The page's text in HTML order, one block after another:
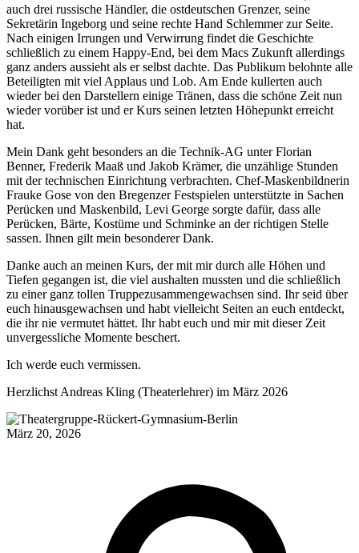
auch drei russische Händler, die ostdeutschen Grenzer, seine
Sekretärin Ingeborg und seine rechte Hand Schlemmer zur Seite.
Nach einigen Irrungen und Verwirrung findet die Geschichte
schließlich zu einem Happy-End, bei dem Macs Zukunft allerdings
ganz anders aussieht als er selbst dachte. Das Publikum belohnte alle
Beteiligten mit viel Applaus und Lob. Am Ende kullerten auch
wieder bei den Darstellern einige Tränen, dass die schöne Zeit nun
wieder vorüber ist und er Kurs seinen letzten Höhepunkt erreicht
hat.
Mein Dank geht besonders an die Technik-AG unter Florian
Benner, Frederik Maaß und Jakob Krämer, die unzählige Stunden
mit der technischen Einrichtung verbrachten. Chef-Maskenbildnerin
Frauke Gose von den Bregenzer Festspielen unterstützte in Sachen
Perücken und Maskenbild, Levi George sorgte dafür, dass alle
Perücken, Bärte, Kostüme und Schminke an der richtigen Stelle
sassen. Ihnen gilt mein besonderer Dank.
Danke auch an meinen Kurs, der mit mir durch alle Höhen und
Tiefen gegangen ist, die viel aushalten mussten und die schließlich
zu einer ganz tollen Truppezusammengewachsen sind. Ihr seid über
euch hinausgewachsen und habt vielleicht Seiten an euch entdeckt,
die ihr nie vermutet hättet. Ihr habt euch und mir mit dieser Zeit
unvergessliche Momente beschert.
Ich werde euch vermissen.
Herzlichst Andreas Kling (Theaterlehrer) im März 2026
März 20, 2026